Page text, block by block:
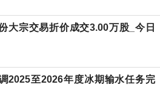
大宗交易折价成交3.00万股_今日
2025至2026年度冰期输水任务完